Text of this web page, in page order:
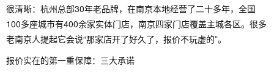
很清晰：杭州总部30年老品牌，在南京本地经营了二十多年，全国
100多座城市有400余家实体门店，南京四家门店覆盖主城各区。很多
老南京人提起它会说“那家店开了好久了，报价不玩虚的”。
报价实在的第一重保障：三大承诺